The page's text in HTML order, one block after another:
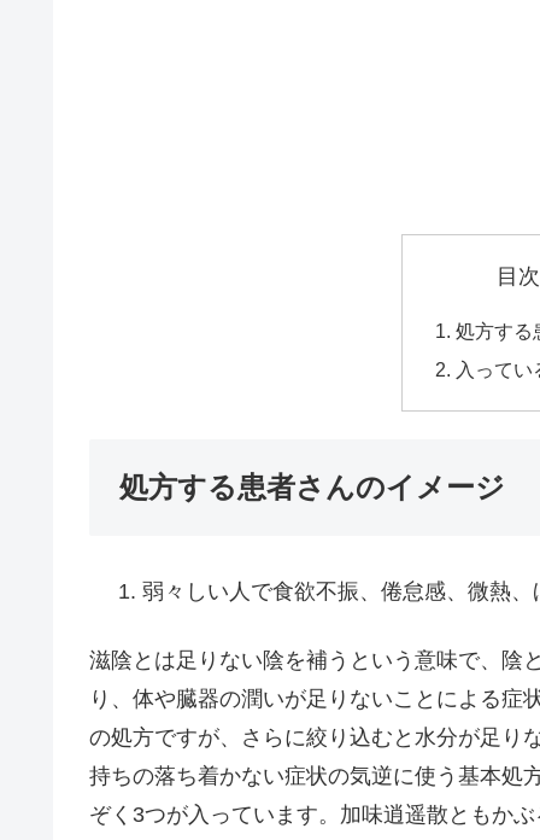
目次
処方する
入って
処方する患者さんのイメージ
弱々しい人で食欲不振、倦怠感、微熱
滋陰とは足りない陰を補うという意味で、陰
り、体や臓器の潤いが足りないことによる
の処方ですが、さらに絞り込むと水分が足り
持ちの落ち着かない症状の気逆に使う基本処
ぞく3つが入っています。加味逍遥散ともか